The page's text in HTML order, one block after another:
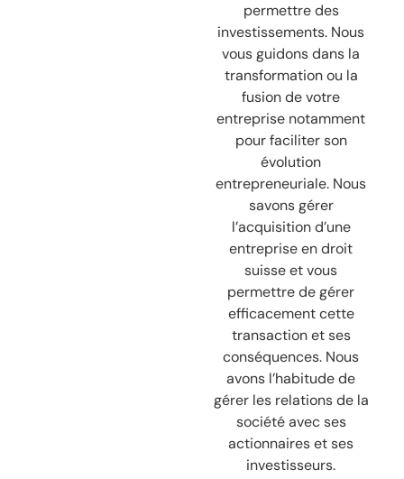
permettre des
investissements. Nous
vous guidons dans la
transformation ou la
fusion de votre
entreprise notamment
pour faciliter son
évolution
entrepreneuriale. Nous
savons gérer
l’acquisition d’une
entreprise en droit
suisse et vous
permettre de gérer
efficacement cette
transaction et ses
conséquences. Nous
avons l’habitude de
gérer les relations de la
société avec ses
actionnaires et ses
investisseurs.